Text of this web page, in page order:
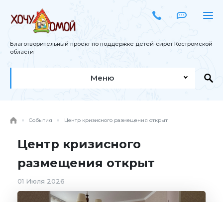
Благотворительный проект по поддержке детей-сирот Костромской
области
Меню
События Центр кризисного размещения открыт
Центр кризисного
размещения открыт
01 Июля 2026